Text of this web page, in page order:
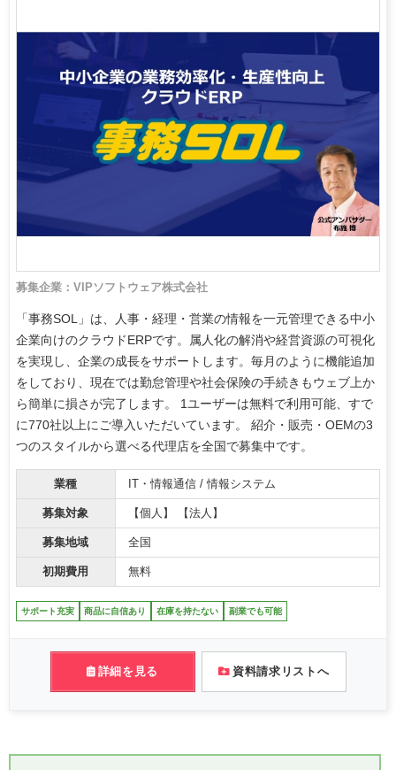
募集企業：VIPソフトウェア株式会社
「事務SOL」は、人事・経理・営業の情報を一元管理できる中小
企業向けのクラウドERPです。属人化の解消や経営資源の可視化
を実現し、企業の成長をサポートします。毎月のように機能追加
をしており、現在では勤怠管理や社会保険の手続きもウェブ上か
ら簡単に損さが完了します。 1ユーザーは無料で利用可能、すで
に770社以上にご導入いただいています。 紹介・販売・OEMの3
つのスタイルから選べる代理店を全国で募集中です。
業種 IT・情報通信 / 情報システム
募集対象 【個人】 【法人】
募集地域 全国
初期費用 無料
サポート充実 商品に自信あり 在庫を持たない 副業でも可能
詳細を見る 資料請求リストへ